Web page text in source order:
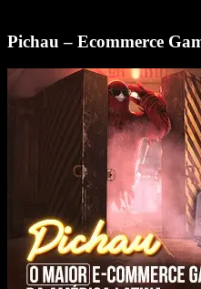
Pichau – Ecommerce